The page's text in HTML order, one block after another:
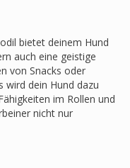
bietet deinem Hund
auch eine geistige
von Snacks oder
wird dein Hund dazu
im Rollen und
nicht nur